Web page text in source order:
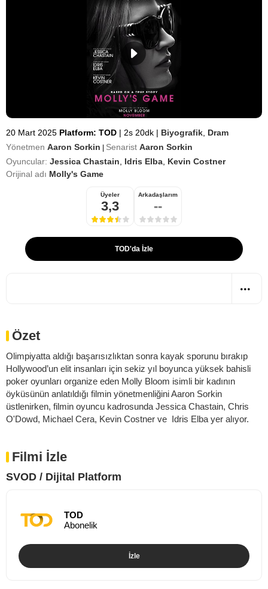
20 Mart 2025 Platform: TOD | 2s 20dk | Biyografik Dram
Yönetmen Aaron Sorkin Senarist Aaron Sorkin
Oyuncular: Jessica Chastain Idris Elba Kevin Costner
Orijinal adı Molly's Game
Üyeler
3,3
Arkadaşlarım
--
TOD'da İzle
Özet
Olimpiyatta aldığı başarısızlıktan sonra kayak sporunu bırakıp
Hollywood’un elit insanları için sekiz yıl boyunca yüksek bahisli
poker oyunları organize eden Molly Bloom isimli bir kadının
öyküsünün anlatıldığı filmin yönetmenliğini Aaron Sorkin
üstlenirken, filmin oyuncu kadrosunda Jessica Chastain, Chris
O'Dowd, Michael Cera, Kevin Costner ve Idris Elba yer alıyor.
Filmi İzle
SVOD / Dijital Platform
TOD
Abonelik
İzle